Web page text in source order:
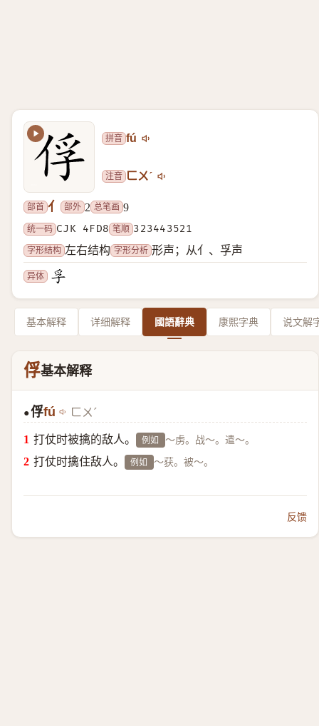
拼音 fú
注音 ㄈㄨˊ
部首 亻 部外 2 总笔画 9
统一码 CJK 4FD8 笔顺 323443521
字形结构 左右结构 字形分析 形声；从亻、孚声
异体
基本解释 详细解释 國語辭典 康熙字典 说文解
俘基本解释
●俘fú ㄈㄨˊ
打仗时被擒的敌人。 例如 ～虏。战～。遣～。
打仗时擒住敌人。 例如 ～获。被～。
反馈